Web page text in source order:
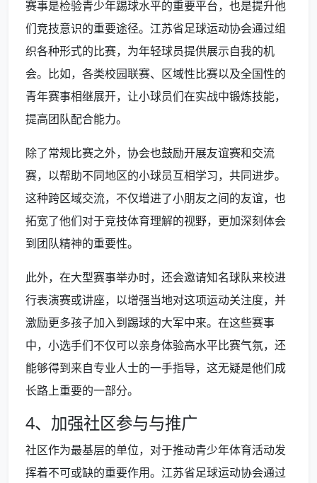
赛事是检验青少年踢球水平的重要平台，也是提升他
们竞技意识的重要途径。江苏省足球运动协会通过组
织各种形式的比赛，为年轻球员提供展示自我的机
会。比如，各类校园联赛、区域性比赛以及全国性的
青年赛事相继展开，让小球员们在实战中锻炼技能，
提高团队配合能力。
除了常规比赛之外，协会也鼓励开展友谊赛和交流
赛，以帮助不同地区的小球员互相学习，共同进步。
这种跨区域交流，不仅增进了小朋友之间的友谊，也
拓宽了他们对于竞技体育理解的视野，更加深刻体会
到团队精神的重要性。
此外，在大型赛事举办时，还会邀请知名球队来校进
行表演赛或讲座，以增强当地对这项运动关注度，并
激励更多孩子加入到踢球的大军中来。在这些赛事
中，小选手们不仅可以亲身体验高水平比赛气氛，还
能够得到来自专业人士的一手指导，这无疑是他们成
长路上重要的一部分。
4、加强社区参与与推广
社区作为最基层的单位，对于推动青少年体育活动发
挥着不可或缺的重要作用。江苏省足球运动协会通过